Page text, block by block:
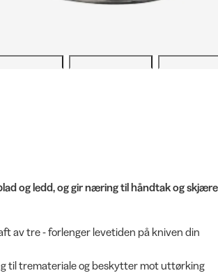
og ledd, og gir næring til håndtak og
av tre - forlenger levetiden på kniven din
til tremateriale og beskytter mot uttørking